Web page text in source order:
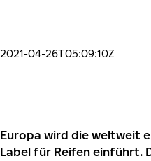
2021-04-26T05:09:10Z
Europa wird die weltweit
Label für Reifen einführt.